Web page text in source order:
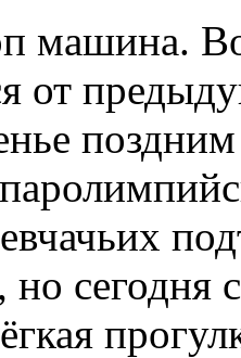
машина.
от
но сегодня